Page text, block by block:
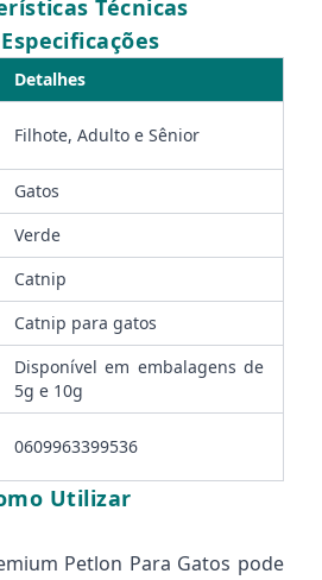
Técnicas
Detalhes
Filhote, Adulto e Sênior
Gatos
Verde
Catnip
Catnip para gatos
Disponível em embalagens de
5g e 10g
0609963399536
Utilizar
Petlon Para Gatos pode